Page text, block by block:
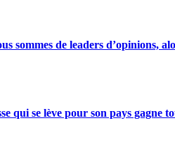
sommes de leaders
qui se lève pour son pays gagne